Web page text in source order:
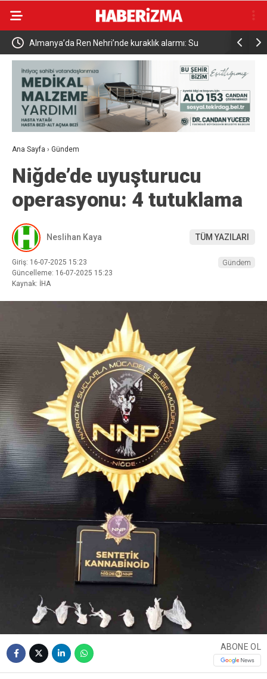
Almanya’da Ren Nehri’nde kuraklık alarmı: Su
seviyesinde tarihi düşüş yaşandı
Ana Sayfa › Gündem
Niğde’de uyuşturucu
operasyonu: 4 tutuklama
Neslihan Kaya TÜM YAZILARI
Giriş: 16-07-2025 15:23
Güncelleme: 16-07-2025 15:23
Kaynak: İHA
Gündem
ABONE OL